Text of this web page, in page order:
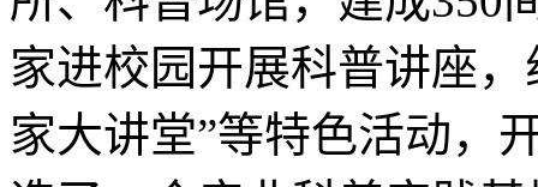
家进校园开展科普讲座
家大讲堂”等特色活动，